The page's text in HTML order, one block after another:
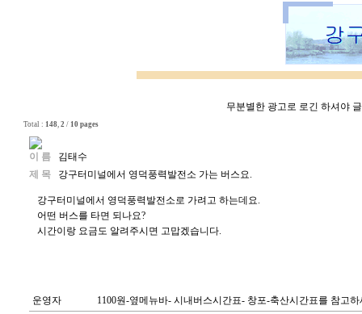
무분별한 광고로 로긴 하셔야
Total : 148, 2 / 10 pages
이 름
김태수
제 목
강구터미널에서 영덕풍력발전소 가는 버스요.
강구터미널에서 영덕풍력발전소로 가려고 하는데요.
어떤 버스를 타면 되나요?
시간이랑 요금도 알려주시면 고맙겠습니다.
운영자 1100원-옆메뉴바- 시내버스시간표- 창포-축산시간표를 참고하